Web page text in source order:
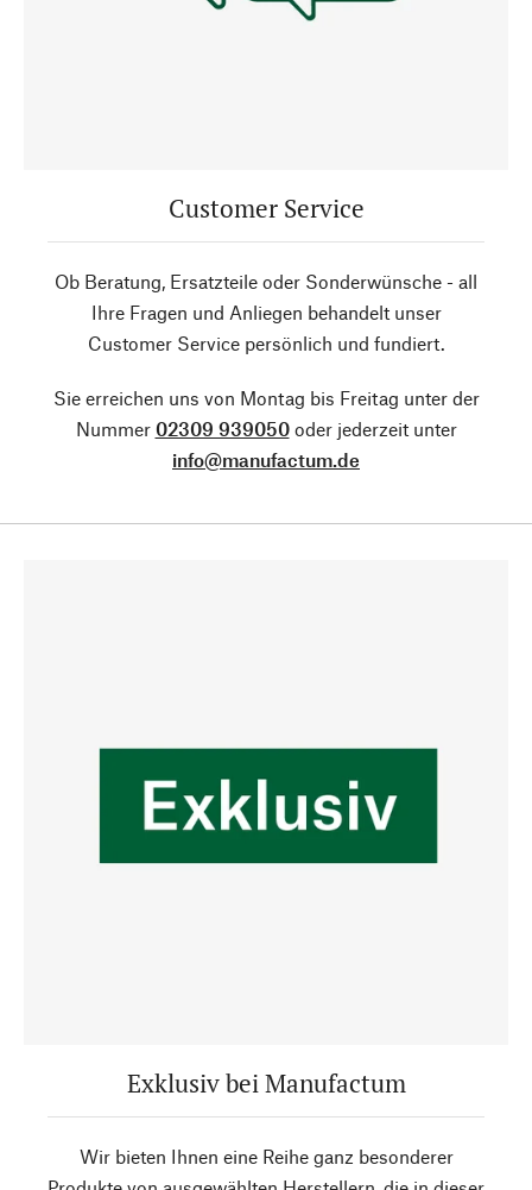
Customer Service
Ob Beratung, Ersatzteile oder Sonderwünsche - all
Ihre Fragen und Anliegen behandelt unser
Customer Service persönlich und fundiert.
Sie erreichen uns von Montag bis Freitag unter der
Nummer 02309 939050oder jederzeit unter
info@manufactum.de
Exklusiv bei Manufactum
Wir bieten Ihnen eine Reihe ganz besonderer